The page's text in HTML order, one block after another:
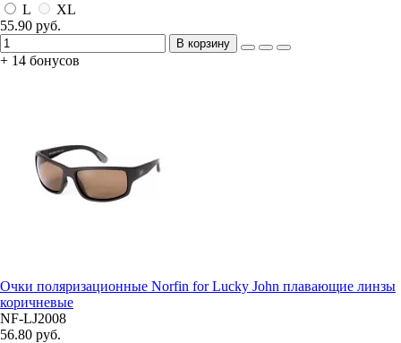
L
XL
55.90 руб.
В корзину
+ 14 бонусов
Очки поляризационные Norfin for Lucky John плавающие линзы
коричневые
NF-LJ2008
56.80 руб.